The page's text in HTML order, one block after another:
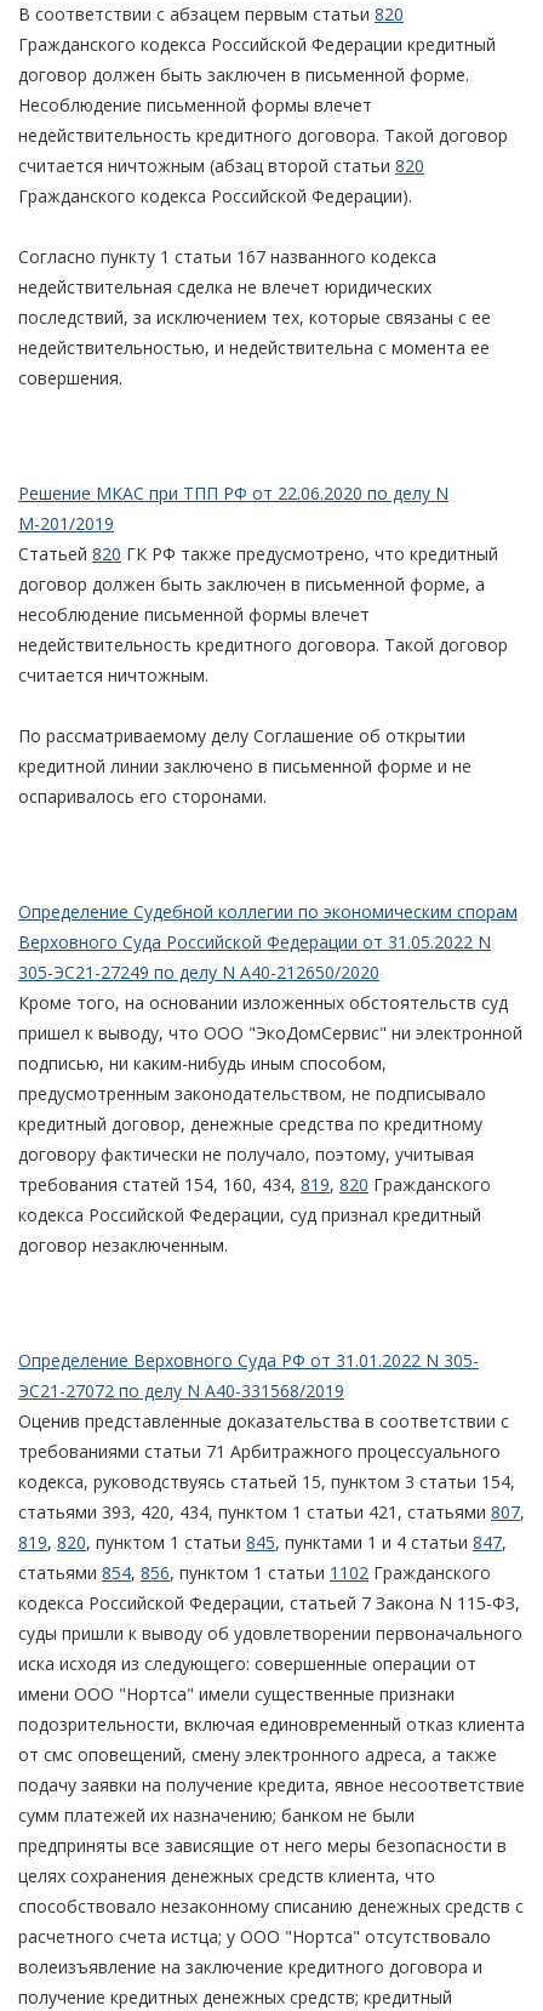
В соответствии с абзацем первым статьи 820
Гражданского кодекса Российской Федерации кредитный
договор должен быть заключен в письменной форме.
Несоблюдение письменной формы влечет
недействительность кредитного договора. Такой договор
считается ничтожным (абзац второй статьи 820
Гражданского кодекса Российской Федерации).
Согласно пункту 1 статьи 167 названного кодекса
недействительная сделка не влечет юридических
последствий, за исключением тех, которые связаны с ее
недействительностью, и недействительна с момента ее
совершения.
Решение МКАС при ТПП РФ от 22.06.2020 по делу N
М-201/2019
Статьей 820 ГК РФ также предусмотрено, что кредитный
договор должен быть заключен в письменной форме, а
несоблюдение письменной формы влечет
недействительность кредитного договора. Такой договор
считается ничтожным.
По рассматриваемому делу Соглашение об открытии
кредитной линии заключено в письменной форме и не
оспаривалось его сторонами.
Определение Судебной коллегии по экономическим спорам
Верховного Суда Российской Федерации от 31.05.2022 N
305-ЭС21-27249 по делу N А40-212650/2020
Кроме того, на основании изложенных обстоятельств суд
пришел к выводу, что ООО "ЭкоДомСервис" ни электронной
подписью, ни каким-нибудь иным способом,
предусмотренным законодательством, не подписывало
кредитный договор, денежные средства по кредитному
договору фактически не получало, поэтому, учитывая
требования статей 154, 160, 434, 819, 820 Гражданского
кодекса Российской Федерации, суд признал кредитный
договор незаключенным.
Определение Верховного Суда РФ от 31.01.2022 N 305-
ЭС21-27072 по делу N А40-331568/2019
Оценив представленные доказательства в соответствии с
требованиями статьи 71 Арбитражного процессуального
кодекса, руководствуясь статьей 15, пунктом 3 статьи 154,
статьями 393, 420, 434, пунктом 1 статьи 421, статьями 807,
819, 820, пунктом 1 статьи 845, пунктами 1 и 4 статьи 847,
статьями 854, 856, пунктом 1 статьи 1102 Гражданского
кодекса Российской Федерации, статьей 7 Закона N 115-ФЗ,
суды пришли к выводу об удовлетворении первоначального
иска исходя из следующего: совершенные операции от
имени ООО "Нортса" имели существенные признаки
подозрительности, включая единовременный отказ клиента
от смс оповещений, смену электронного адреса, а также
подачу заявки на получение кредита, явное несоответствие
сумм платежей их назначению; банком не были
предприняты все зависящие от него меры безопасности в
целях сохранения денежных средств клиента, что
способствовало незаконному списанию денежных средств с
расчетного счета истца; у ООО "Нортса" отсутствовало
волеизъявление на заключение кредитного договора и
получение кредитных денежных средств; кредитный